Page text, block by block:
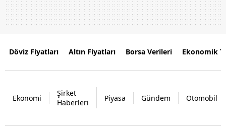
Döviz Fiyatları Altın Fiyatları Borsa Verileri Ekonomik
Ekonomi
Şirket
Haberleri
Piyasa Gündem Otomobil